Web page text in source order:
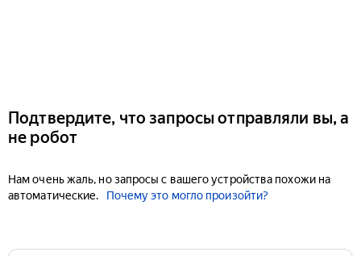
Подтвердите, что запросы отправляли вы, а
не робот
Нам очень жаль, но запросы с вашего устройства похожи на
автоматические.
Почему это могло произойти?